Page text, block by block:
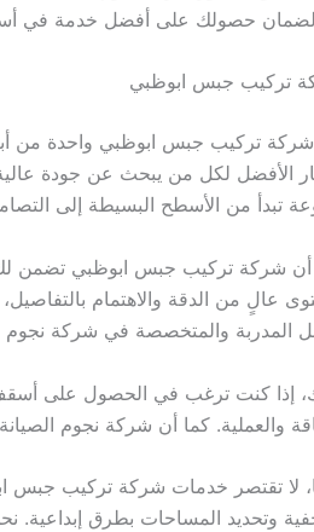
لضمان حصولك على أفضل خدمة في
تركيب جبس ابوظبي
شركة تركيب جبس ابوظبي واحدة من
الأفضل لكل من يبحث عن جودة
تبدأ من الأسطح البسيطة إلى
شركة تركيب جبس ابوظبي تضمن لك
عالٍ من الدقة والاهتمام
المدربة والمتخصصة في شركة نجوم
إذا كنت ترغب في الحصول على
والعملية. كما أن شركة نجوم
لا تقتصر خدمات شركة تركيب جبس
وتحديد المساحات بطرق